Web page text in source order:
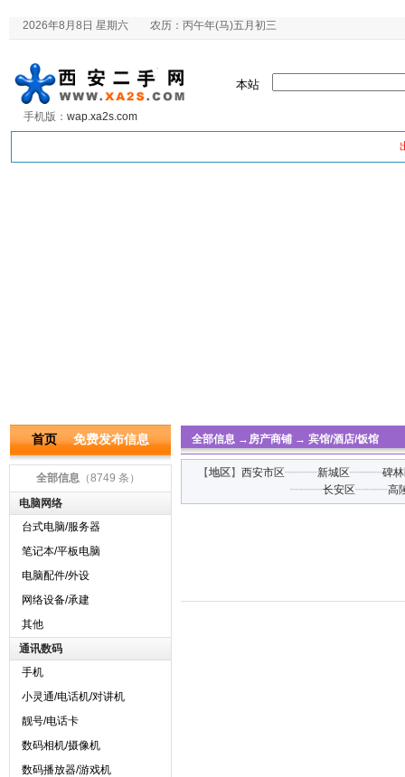
2026年8月8日 星期六 农历：丙午年(马)五月初三
手机版： wap.xa2s.com
本站
首页 免费发布信息
全部信息 （8749 条）
电脑网络
台式电脑/服务器
笔记本/平板电脑
电脑配件/外设
网络设备/承建
其他
通讯数码
手机
小灵通/电话机/对讲机
靓号/电话卡
数码相机/摄像机
数码播放器/游戏机
全部信息 → 房产商铺 → 宾馆/酒店/饭馆
【地区】 西安市区┈┈┈新城区┈┈┈碑
┈┈┈长安区┈┈┈高